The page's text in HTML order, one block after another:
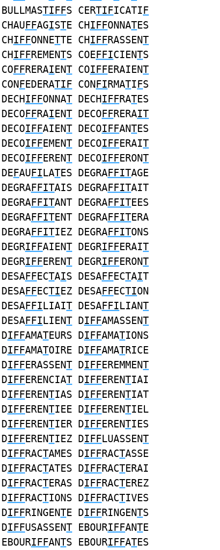
BULLMASTIFFS CERTIFICATIF
CHAUFFAGISTE CHIFFONNATES
CHIFFONNETTE CHIFFRASSENT
CHIFFREMENTS COEFFICIENTS
COFFRERAIENT COIFFERAIENT
CONFEDERATIF CONFIRMATIFS
DECHIFFONNAT DECHIFFRATES
DECOFFRAIENT DECOFFRERAIT
DECOIFFAIENT DECOIFFANTES
DECOIFFEMENT DECOIFFERAIT
DECOIFFERENT DECOIFFERONT
DEFAUFILATES DEGRAFFITAGE
DEGRAFFITAIS DEGRAFFITAIT
DEGRAFFITANT DEGRAFFITEES
DEGRAFFITENT DEGRAFFITERA
DEGRAFFITIEZ DEGRAFFITONS
DEGRIFFAIENT DEGRIFFERAIT
DEGRIFFERENT DEGRIFFERONT
DESAFFECTAIS DESAFFECTAIT
DESAFFECTIEZ DESAFFECTION
DESAFFILIAIT DESAFFILIANT
DESAFFILIENT DIFFAMASSENT
DIFFAMATEURS DIFFAMATIONS
DIFFAMATOIRE DIFFAMATRICE
DIFFERASSENT DIFFEREMMENT
DIFFERENCIAT DIFFERENTIAI
DIFFERENTIAS DIFFERENTIAT
DIFFERENTIEE DIFFERENTIEL
DIFFERENTIER DIFFERENTIES
DIFFERENTIEZ DIFFLUASSENT
DIFFRACTAMES DIFFRACTASSE
DIFFRACTATES DIFFRACTERAI
DIFFRACTERAS DIFFRACTEREZ
DIFFRACTIONS DIFFRACTIVES
DIFFRINGENTE DIFFRINGENTS
DIFFUSASSENT EBOURIFFANTE
EBOURIFFANTS EBOURIFFATES